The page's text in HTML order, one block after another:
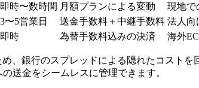
即時〜数時間 月額プランによる変動
現地で
3〜5営業日 送金手数料＋中継手数料 法人向
即時 為替手数料込みの決済 海外
、銀行のスプレッドによる隠れたコスト
送金をシームレスに管理できます。